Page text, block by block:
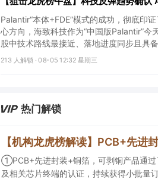
Palantir“本体+FDE”模式的成功，彻底印
心方向，海致科技作为“中国版Palantir”今
股中技术路线最接近、落地进度同步且具
正处于从“数据智能基础设施”向“产业级AI
重估起点。
213 人解锁 ·08-05 12:32 星期三
热门解锁
①PCB+先进封装+铜箔，可剥铜产品通过
及相关芯片终端的认证，持续获得小批量